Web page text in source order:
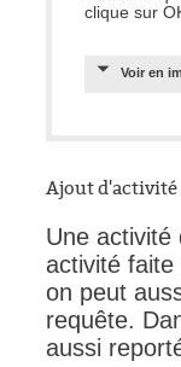
clique sur
Voir en
Ajout d'activité
Une
activité
on peut
requête.
aussi